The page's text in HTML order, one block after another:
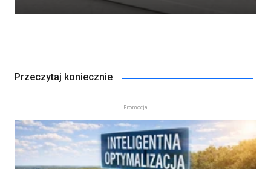
Przeczytaj koniecznie
Promocja